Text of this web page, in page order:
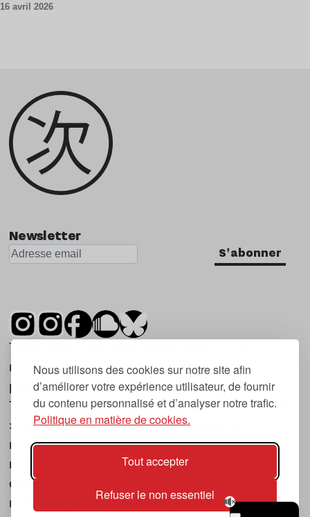
Nous utilisons des cookies sur notre site afin
d’améliorer votre expérience utilisateur, de fournir
du contenu personnalisé et d’analyser notre trafic.
Politique en matière de cookies.
Tout accepter
Refuser le non essentiel
16 avril 2026
Newsletter
S'abonner
Tsugi est un mensuel indépendant sur la
musique et les nouvelles tendances, dont la
première parution date de 2007.
Tsugi en japonais signifie « prochain », « suivant
», ce qui correspond à la thématique du
magazine, à l’affût des nouvelles tendances
musicales, qu’elles viennent de la musique
électronique, du rock ou du hip hop, et des
nouveaux phénomènes de société liés à la